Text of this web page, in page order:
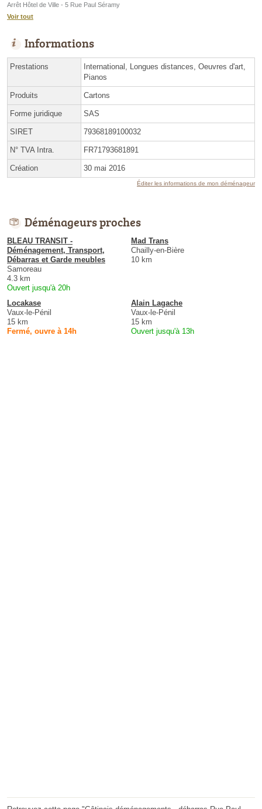
Arrêt Hôtel de Ville - 5 Rue Paul Séramy
Voir tout
Informations
Prestations
International, Longues distances, Oeuvres d'art,
Pianos
Produits Cartons
Forme juridique SAS
SIRET 79368189100032
N° TVA Intra. FR71793681891
Création 30 mai 2016
Éditer les informations de mon déménageur
Déménageurs proches
BLEAU TRANSIT -
Déménagement, Transport,
Débarras et Garde meubles
Samoreau
4.3 km
Ouvert jusqu'à 20h
Mad Trans
Chailly-en-Bière
10 km
Locakase
Vaux-le-Pénil
15 km
Fermé, ouvre à 14h
Alain Lagache
Vaux-le-Pénil
15 km
Ouvert jusqu'à 13h